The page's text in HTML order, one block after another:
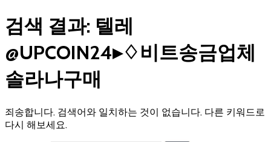
검색 결과: 텔레
@UPCOIN24▸♢비트송금업체
솔라나구매
죄송합니다. 검색어와 일치하는 것이 없습니다. 다른 키워드로
다시 해보세요.